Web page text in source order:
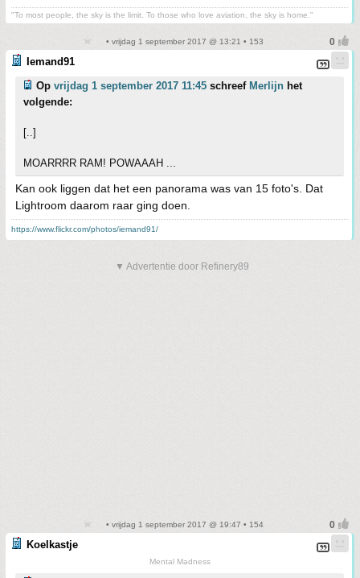
"To most people, the sky is the limit. To those who love aviation, the sky is home."
• vrijdag 1 september 2017 @ 13:21 • 153
Iemand91
Op vrijdag 1 september 2017 11:45 schreef Merlijn het
volgende:
[..]
MOARRRR RAM! POWAAAH ...
Kan ook liggen dat het een panorama was van 15 foto's. Dat
Lightroom daarom raar ging doen.
https://www.flickr.com/photos/iemand91/
▼ Advertentie door Refinery89
• vrijdag 1 september 2017 @ 19:47 • 154
Koelkastje
Mental Madness